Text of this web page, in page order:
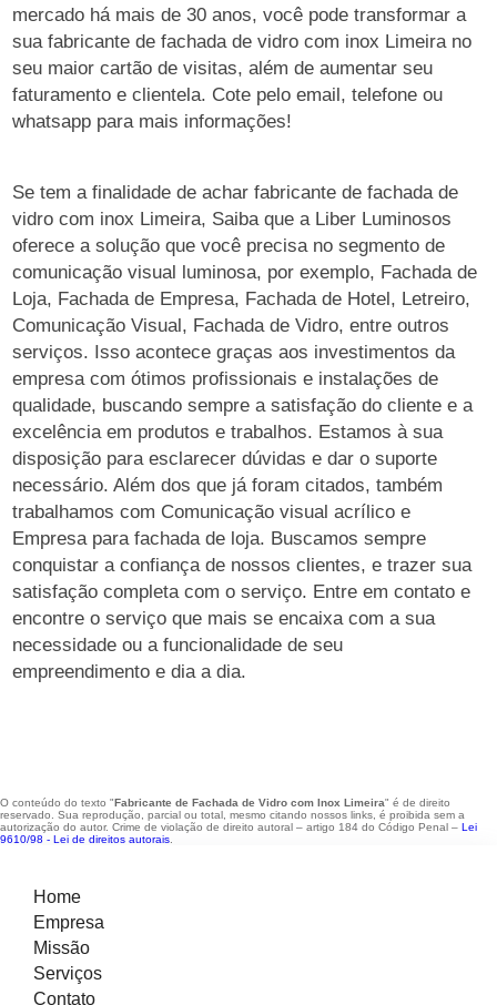
mercado há mais de 30 anos, você pode transformar a
sua fabricante de fachada de vidro com inox Limeira no
seu maior cartão de visitas, além de aumentar seu
faturamento e clientela. Cote pelo email, telefone ou
whatsapp para mais informações!
Se tem a finalidade de achar fabricante de fachada de
vidro com inox Limeira, Saiba que a Liber Luminosos
oferece a solução que você precisa no segmento de
comunicação visual luminosa, por exemplo, Fachada de
Loja, Fachada de Empresa, Fachada de Hotel, Letreiro,
Comunicação Visual, Fachada de Vidro, entre outros
serviços. Isso acontece graças aos investimentos da
empresa com ótimos profissionais e instalações de
qualidade, buscando sempre a satisfação do cliente e a
excelência em produtos e trabalhos. Estamos à sua
disposição para esclarecer dúvidas e dar o suporte
necessário. Além dos que já foram citados, também
trabalhamos com Comunicação visual acrílico e
Empresa para fachada de loja. Buscamos sempre
conquistar a confiança de nossos clientes, e trazer sua
satisfação completa com o serviço. Entre em contato e
encontre o serviço que mais se encaixa com a sua
necessidade ou a funcionalidade de seu
empreendimento e dia a dia.
O conteúdo do texto "Fabricante de Fachada de Vidro com Inox Limeira" é de direito
reservado. Sua reprodução, parcial ou total, mesmo citando nossos links, é proibida sem a
autorização do autor. Crime de violação de direito autoral – artigo 184 do Código Penal – Lei
9610/98 - Lei de direitos autorais
Home
Empresa
Missão
Serviços
Contato